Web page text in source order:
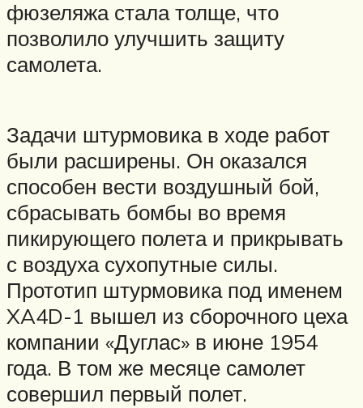
фюзеляжа стала толще, что
позволило улучшить защиту
самолета.
Задачи штурмовика в ходе работ
были расширены. Он оказался
способен вести воздушный бой,
сбрасывать бомбы во время
пикирующего полета и прикрывать
с воздуха сухопутные силы.
Прототип штурмовика под именем
XA4D-1 вышел из сборочного цеха
компании «Дуглас» в июне 1954
года. В том же месяце самолет
совершил первый полет.